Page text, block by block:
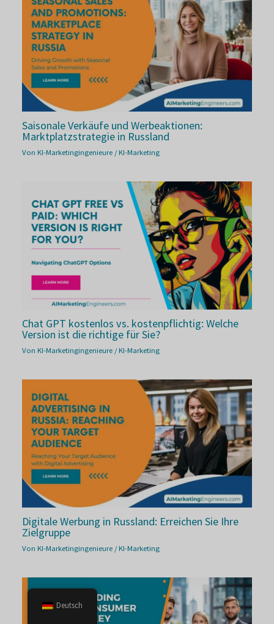
Saisonale Verkäufe und Werbeaktionen:
Marktplatzstrategie in Russland
VonKI-Marketingingenieure /KI-Marketing
Chat GPT kostenlos vs. kostenpflichtig: Welche
Version ist die richtige für Sie?
VonKI-Marketingingenieure /KI-Marketing
Digitale Werbung in Russland: Erreichen Sie Ihre
Zielgruppe
VonKI-Marketingingenieure /KI-Marketing
Deutsch